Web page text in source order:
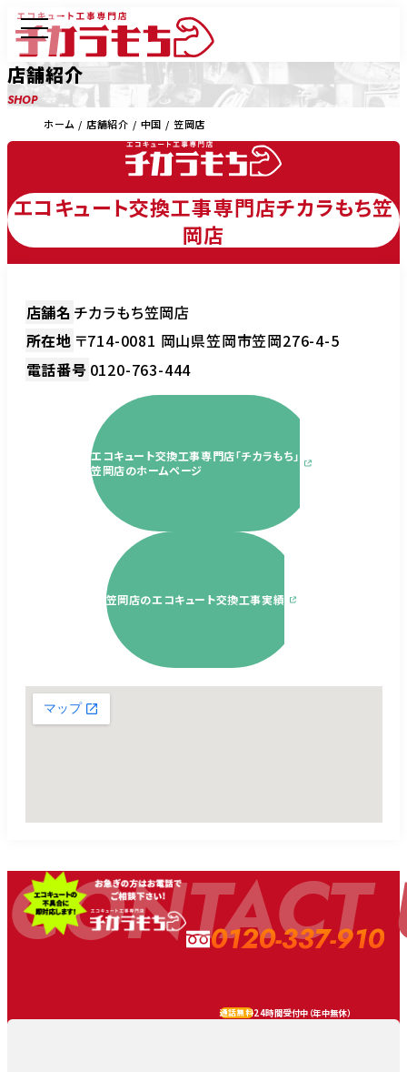
店舗紹介
SHOP
ホーム 店舗紹介 中国 笠岡店
エコキュート交換工事専門店チカラもち笠
岡店
店舗名 チカラもち笠岡店
所在地 〒714-0081 岡山県笠岡市笠岡276-4-5
電話番号 0120-763-444
エコキュート交換工事専門店「チカラもち」
笠岡店のホームページ
笠岡店のエコキュート交換工事実績
CONTACT
0120-337-910
通話無料24時間受付中（年中無休）